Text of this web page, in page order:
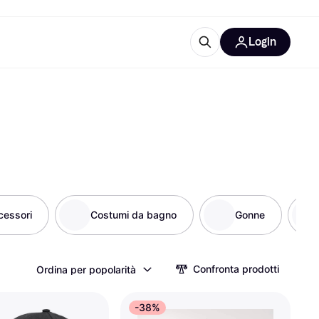
Login
Costumi da bagno Gonne
Ordina per popolarità Confronta prodotti
-38%